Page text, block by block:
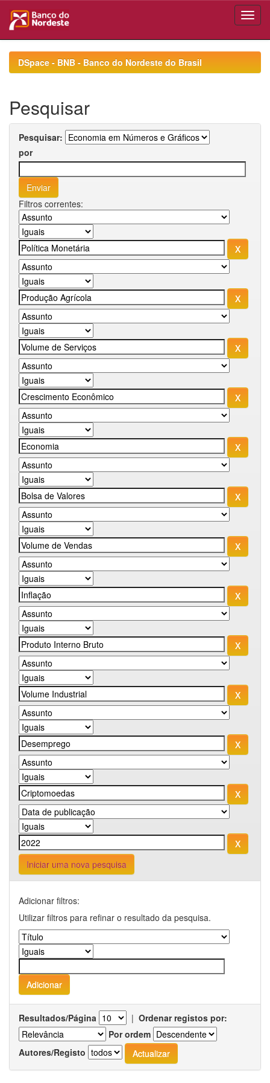
navigationDSpace - BNB - Banco do Nordeste do Brasil
Pesquisar
Pesquisar:
por
Filtros correntes:
Iniciar uma nova pesquisa
Adicionar filtros:
Utilizar filtros para refinar o resultado da pesquisa.
Resultados/Página | Ordenar registos por:
Por ordem
Autores/Registo